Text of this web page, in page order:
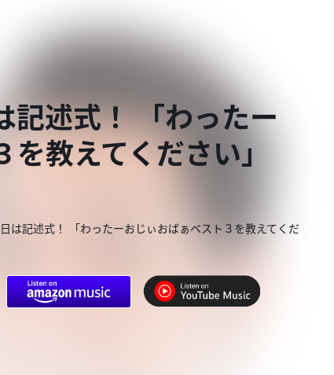
記述式！ 「わったー
教えてください」
は記述式！ 「わったーおじぃおばぁベスト３を教えてくだ